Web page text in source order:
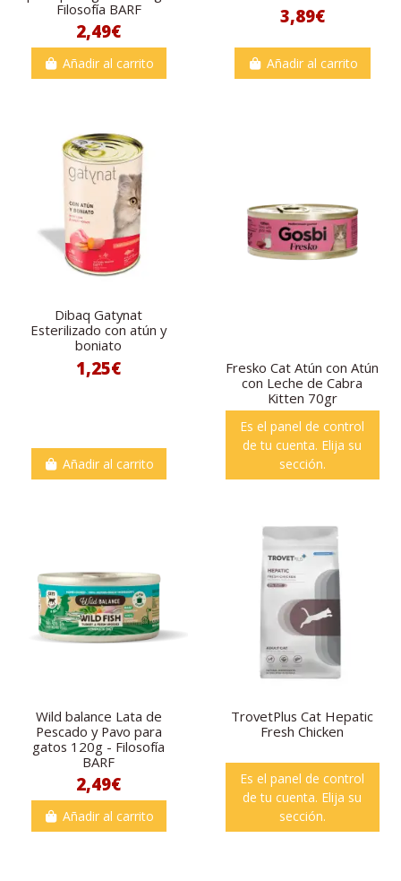
Filosofía BARF
2,49€
Añadir al carrito
3,89€
Añadir al carrito
Dibaq Gatynat
Esterilizado con atún y
boniato
1,25€
Añadir al carrito
Fresko Cat Atún con Atún
con Leche de Cabra
Kitten 70gr
Es el panel de control
de tu cuenta. Elija su
sección.
Wild balance Lata de
Pescado y Pavo para
gatos 120g - Filosofía
BARF
2,49€
Añadir al carrito
TrovetPlus Cat Hepatic
Fresh Chicken
Es el panel de control
de tu cuenta. Elija su
sección.